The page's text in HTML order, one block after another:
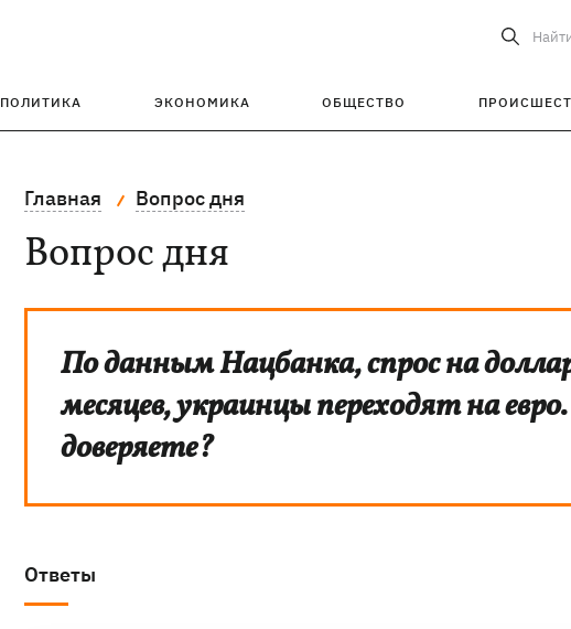
ПОЛИТИКА ЭКОНОМИКА ОБЩЕСТВО
Главная Вопрос дня
Вопрос дня
По данным Нацбанка, спрос на
месяцев, украинцы переходят на
доверяете?
Ответы